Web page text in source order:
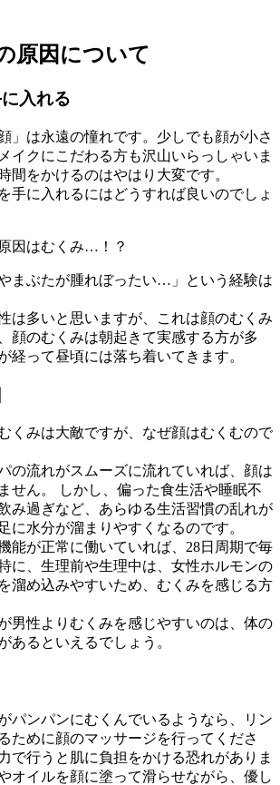
原因について
入れる
」は永遠の憧れです。少しでも顔が小さ
イクにこだわる方も沢山いらっしゃいま
間をかけるのはやはり大変です。
手に入れるにはどうすれば良いのでしょ
因はむくみ…！？
まぶたが腫れぼったい…」という経験は
は多いと思いますが、これは顔のむくみ
顔のむくみは朝起きて実感する方が多
経って昼頃には落ち着いてきます。
くみは大敵ですが、なぜ顔はむくむので
の流れがスムーズに流れていれば、顔は
せん。 しかし、偏った食生活や睡眠不
み過ぎなど、あらゆる生活習慣の乱れが
に水分が溜まりやすくなるのです。
能が正常に働いていれば、28日周期で毎
に、生理前や生理中は、女性ホルモンの
溜め込みやすいため、むくみを感じる方
男性よりむくみを感じやすいのは、体の
あるといえるでしょう。
パンパンにむくんでいるようなら、リン
ために顔のマッサージを行ってくださ
で行うと肌に負担をかける恐れがありま
オイルを顔に塗って滑らせながら、優し